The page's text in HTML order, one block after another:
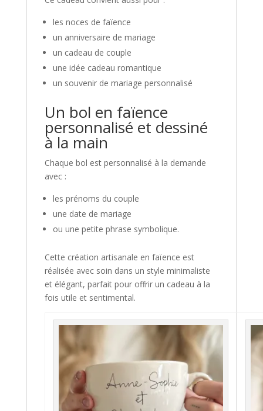
les noces de faïence
un anniversaire de mariage
un cadeau de couple
une idée cadeau romantique
un souvenir de mariage personnalisé
Un bol en faïence
personnalisé et dessiné
à la main
Chaque bol est personnalisé à la demande
avec :
les prénoms du couple
une date de mariage
ou une petite phrase symbolique.
Cette création artisanale en faïence est
réalisée avec soin dans un style minimaliste
et élégant, parfait pour offrir un cadeau à la
fois utile et sentimental.